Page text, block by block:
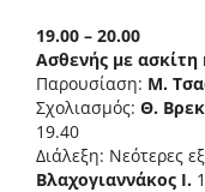
19.00 – 20.00
Ασθενής με
Παρουσίαση: Μ.
Σχολιασμός: Θ.
19.40
Διάλεξη: Νεότερες
Βλαχογιαννάκος Ι.